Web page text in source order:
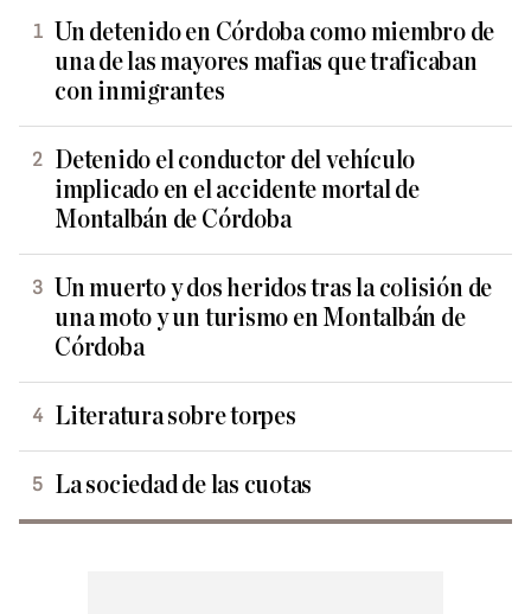
Un detenido en Córdoba como miembro de
una de las mayores mafias que traficaban
con inmigrantes
Detenido el conductor del vehículo
implicado en el accidente mortal de
Montalbán de Córdoba
Un muerto y dos heridos tras la colisión de
una moto y un turismo en Montalbán de
Córdoba
Literatura sobre torpes
La sociedad de las cuotas